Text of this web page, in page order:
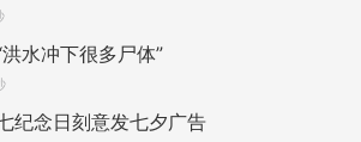
水冲下很多尸体”
纪念日刻意发七夕广告